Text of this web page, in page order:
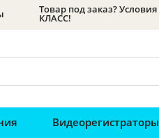
Товар под заказ? Условия
КЛАСС!
Видеорегистраторы